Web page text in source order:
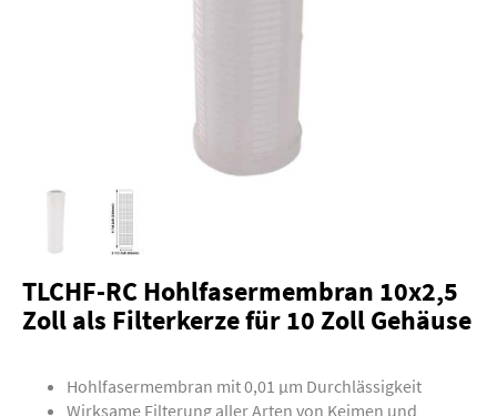
TLCHF-RC Hohlfasermembran 10x2,5
Zoll als Filterkerze für 10 Zoll Gehäuse
Hohlfasermembran mit 0,01 µm Durchlässigkeit
Wirksame Filterung aller Arten von Keimen und